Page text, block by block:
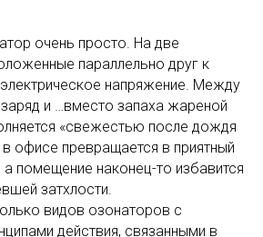
очень просто. На две
параллельно друг к
электрическое напряжение. Между
и …вместо запаха жареной
«свежестью после дождя
в офисе превращается в приятный
помещение наконец-то избавится
затхлости.
видов озонаторов с
действия, связанными в